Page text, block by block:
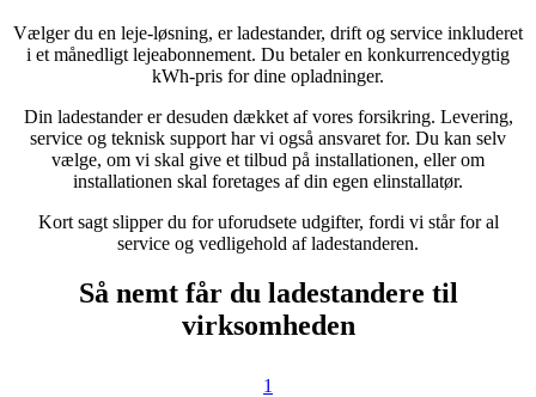
Vælger du en leje-løsning, er ladestander, drift og service inkluderet
i et månedligt lejeabonnement. Du betaler en konkurrencedygtig
kWh-pris for dine opladninger.
Din ladestander er desuden dækket af vores forsikring. Levering,
service og teknisk support har vi også ansvaret for. Du kan selv
vælge, om vi skal give et tilbud på installationen, eller om
installationen skal foretages af din egen elinstallatør.
Kort sagt slipper du for uforudsete udgifter, fordi vi står for al
service og vedligehold af ladestanderen.
Så nemt får du ladestandere til
virksomheden
1